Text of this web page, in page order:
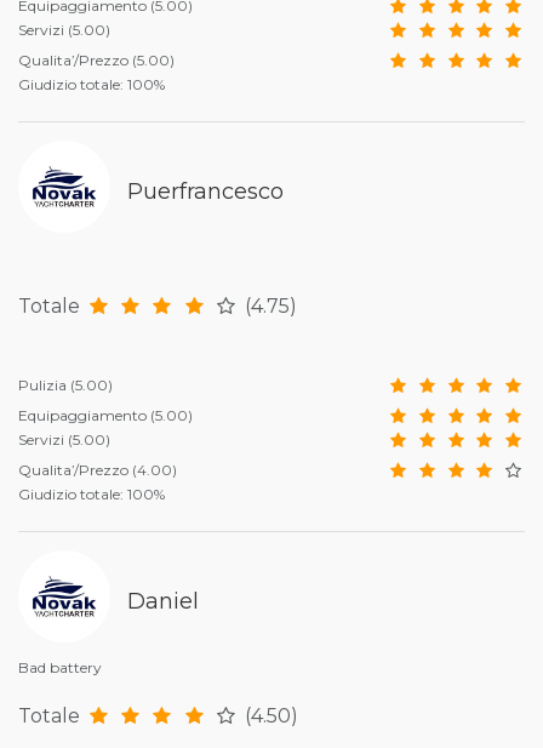
Equipaggiamento (5.00)
Servizi (5.00)
Qualita’/Prezzo (5.00)
Giudizio totale: 100%
Puerfrancesco
Totale (4.75)
Pulizia (5.00)
Equipaggiamento (5.00)
Servizi (5.00)
Qualita’/Prezzo (4.00)
Giudizio totale: 100%
Daniel
Bad battery
Totale (4.50)